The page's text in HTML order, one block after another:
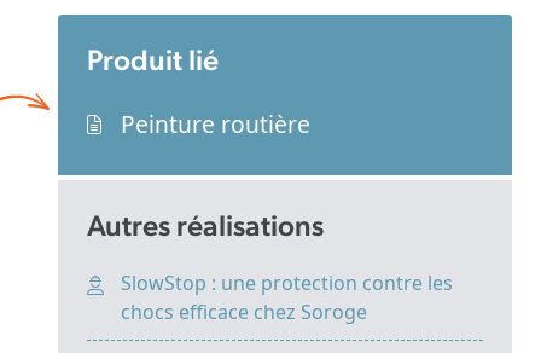
Produit lié
Peinture routière
Autres réalisations
SlowStop : une protection contre les
chocs efficace chez Soroge